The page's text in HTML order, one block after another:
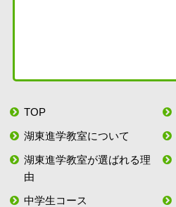
TOP
湖東進学教室について
湖東進学教室が選ばれる理
由
中学生コース